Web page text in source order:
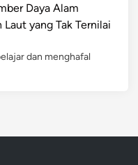
Daya Alam
yang Tak Ternilai
dan menghafal